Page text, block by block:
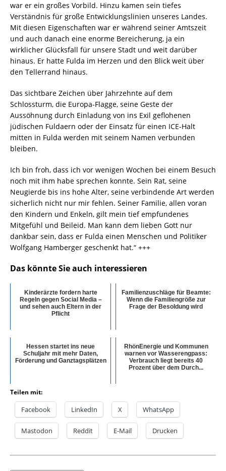
war er ein großes Vorbild. Hinzu kamen sein tiefes
Verständnis für große Entwicklungslinien unseres Landes.
Mit diesen Eigenschaften war er während seiner Amtszeit
und auch danach eine enorme Bereicherung, ja ein
wirklicher Glücksfall für unsere Stadt und weit darüber
hinaus. Er hatte Fulda im Herzen und den Blick weit über
den Tellerrand hinaus.
Das sichtbare Zeichen über Jahrzehnte auf dem
Schlossturm, die Europa-Flagge, seine Geste der
Aussöhnung durch Einladung von ins Exil geflohenen
jüdischen Fuldaern oder der Einsatz für einen ICE-Halt
mitten in Fulda werden mit seinem Namen verbunden
bleiben.
Ich bin froh, dass ich vor wenigen Wochen bei einem Besuch
noch mit ihm habe sprechen konnte. Sein Rat, seine
Neugierde bis ins hohe Alter, seine verbindende Art werden
sicherlich nicht nur mir fehlen. Seiner Familie, allen voran
den Kindern und Enkeln, gilt mein tief empfundenes
Mitgefühl und Beileid. Man kann dem lieben Gott nur
dankbar sein, dass er Fulda einen Menschen und Politiker
Wolfgang Hamberger geschenkt hat.“ +++
Das könnte Sie auch interessieren
Kinderärzte fordern harte
Regeln gegen Social Media –
und sehen auch Eltern in der
Pflicht
Familienzuschläge für Beamte:
Wenn die Familiengröße zur
Frage der Besoldung wird
Hessen startet ins neue
Schuljahr mit mehr Daten,
Förderung und Ganztagsplätzen
RhönEnergie und Kommunen
warnen vor Wasserengpass:
Verbrauch liegt bereits 40
Prozent über dem Durch...
Teilen mit:
Facebook LinkedIn X WhatsApp
Mastodon Reddit E-Mail Drucken